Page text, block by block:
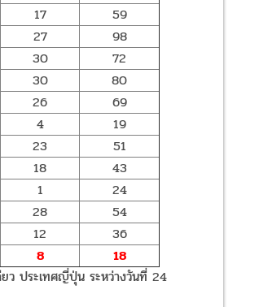
17
59
27
98
30
72
30
80
26
69
4
19
23
51
18
43
1
24
28
54
12
36
8
18
ยว ประเทศญี่ปุ่น ระหว่างวันที่ 24